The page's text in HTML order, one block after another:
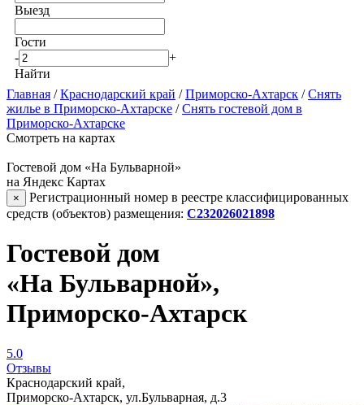
Выезд
Гости
-
+
Найти
Главная /Краснодарский край /Приморско-Ахтарск /Снять
жилье в Приморско-Ахтарске /Снять гостевой дом в
Приморско-Ахтарске
Смотреть на картах
Гостевой дом «На Бульварной»
на Яндекс Картах
×
Регистрационный номер в реестре классифицированных
средств (объектов) размещения: С232026021898
Гостевой дом
«На Бульварной»,
Приморско-Ахтарск
5.0
Отзывы
Краснодарский край,
Приморско-Ахтарск, ул.Бульварная, д.3